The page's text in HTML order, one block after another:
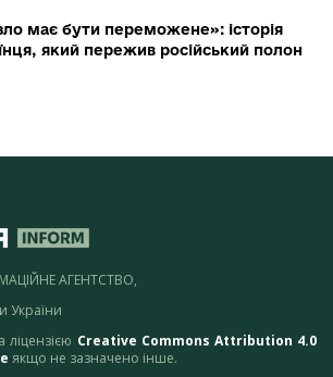
має бути переможене»: історія
який пережив російський полон
АГЕНТСТВО,
України
ліцензією Creative Commons Attribution 4.0
якщо не зазначено інше.